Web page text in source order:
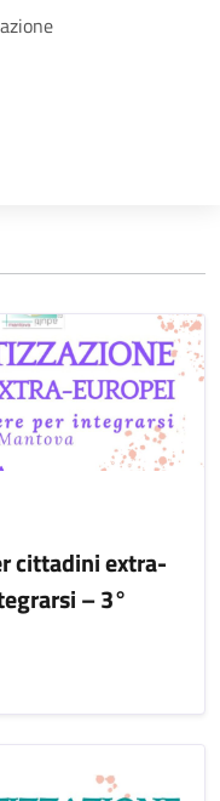
cittadini extra-
– 3°